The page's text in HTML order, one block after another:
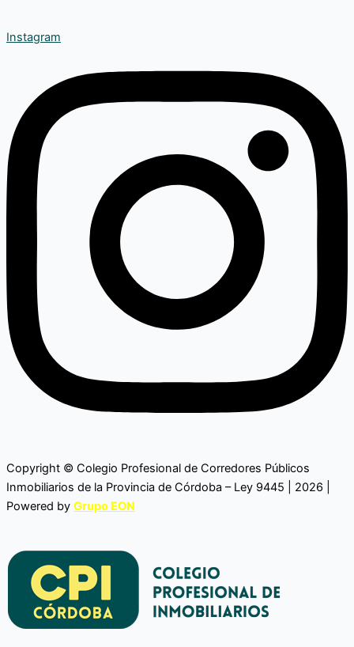
Instagram
Copyright © Colegio Profesional de Corredores Públicos
Inmobiliarios de la Provincia de Córdoba – Ley 9445 | 2026 |
Powered by Grupo EON